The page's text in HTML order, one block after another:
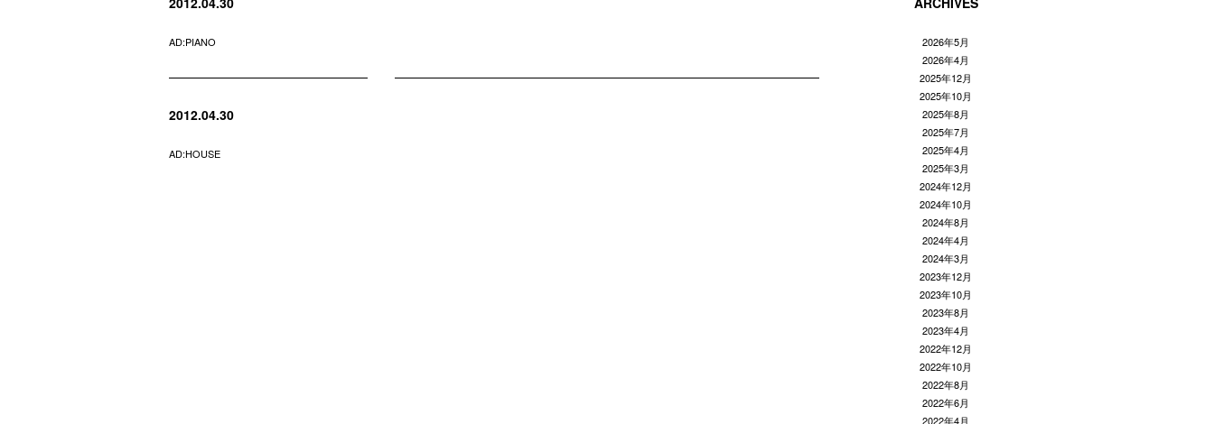
AD:PIANO
2012.04.30
AD:HOUSE
2026年5月
2026年4月
2025年12月
2025年10月
2025年8月
2025年7月
2025年4月
2025年3月
2024年12月
2024年10月
2024年8月
2024年4月
2024年3月
2023年12月
2023年10月
2023年8月
2023年4月
2022年12月
2022年10月
2022年8月
2022年6月
2022年4月